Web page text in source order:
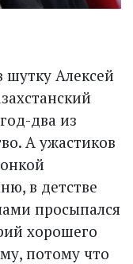
шутку Алексей
два из
А ужастиков
в детстве
просыпался
хорошего
потому что